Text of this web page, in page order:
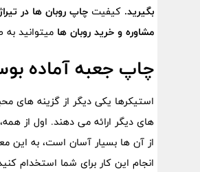
بگیرید. کیفیت چاپ روبان ها در
مشاوره و خرید روبان ها میتوانید
چاپ جعبه آماده
استیکرها یکی دیگر از گزینه های
های دیگر ارائه می دهند. اول از
از آن ها بسیار آسان است، به این
انجام این کار برای شما استخدام